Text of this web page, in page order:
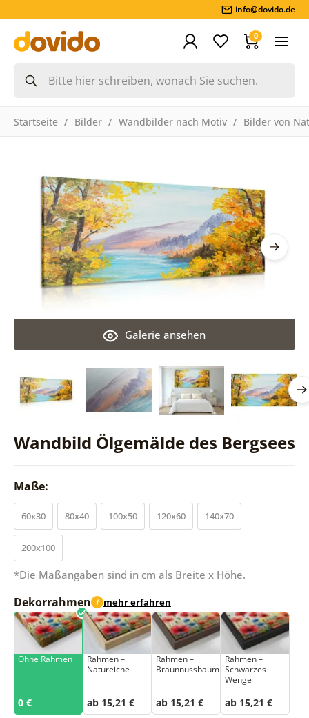
info@dovido.de
0
Startseite Bilder Wandbilder nach Motiv Bilder von
Wandbild Ölgemälde des Bergsees
Galerie ansehen
Maße:
60x30 80x40 100x50 120x60 140x70
200x100
*Die Maßangaben sind in cm als Breite x Höhe.
Dekorrahmen i mehr erfahren
Ohne Rahmen
0 €
Rahmen –
Natureiche
ab 15,21 €
Rahmen –
Braunnussbaum
ab 15,21 €
Rahmen –
Schwarzes
Wenge
ab 15,21 €